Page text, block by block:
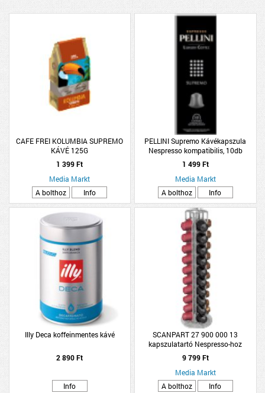
CAFE FREI KOLUMBIA SUPREMO
KÁVÉ 125G
1 399 Ft
Media Markt
A bolthoz
Info
PELLINI Supremo Kávékapszula
Nespresso kompatibilis, 10db
1 499 Ft
Media Markt
A bolthoz
Info
Illy Deca koffeinmentes kávé
2 890 Ft
Info
SCANPART 27 900 000 13
kapszulatartó Nespresso-hoz
9 799 Ft
Media Markt
A bolthoz
Info